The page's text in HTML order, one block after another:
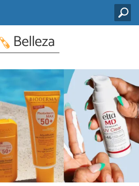
Belleza